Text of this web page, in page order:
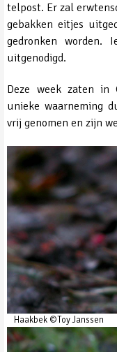
telpost. Er zal
gebakken eitjes
gedronken worden.
uitgenodigd.
Deze week zaten in
unieke waarneming
vrij genomen en zijn
Haakbek ©Toy Janssen